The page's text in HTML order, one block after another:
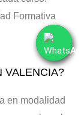
Formativa
VALENCIA?
en modalidad